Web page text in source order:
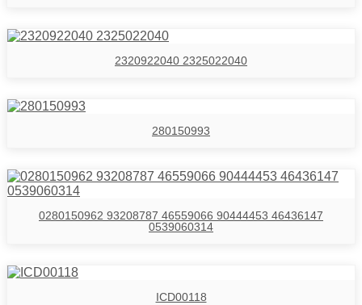
2320922040 2325022040
280150993
0280150962 93208787 46559066 90444453 46436147
0539060314
ICD00118